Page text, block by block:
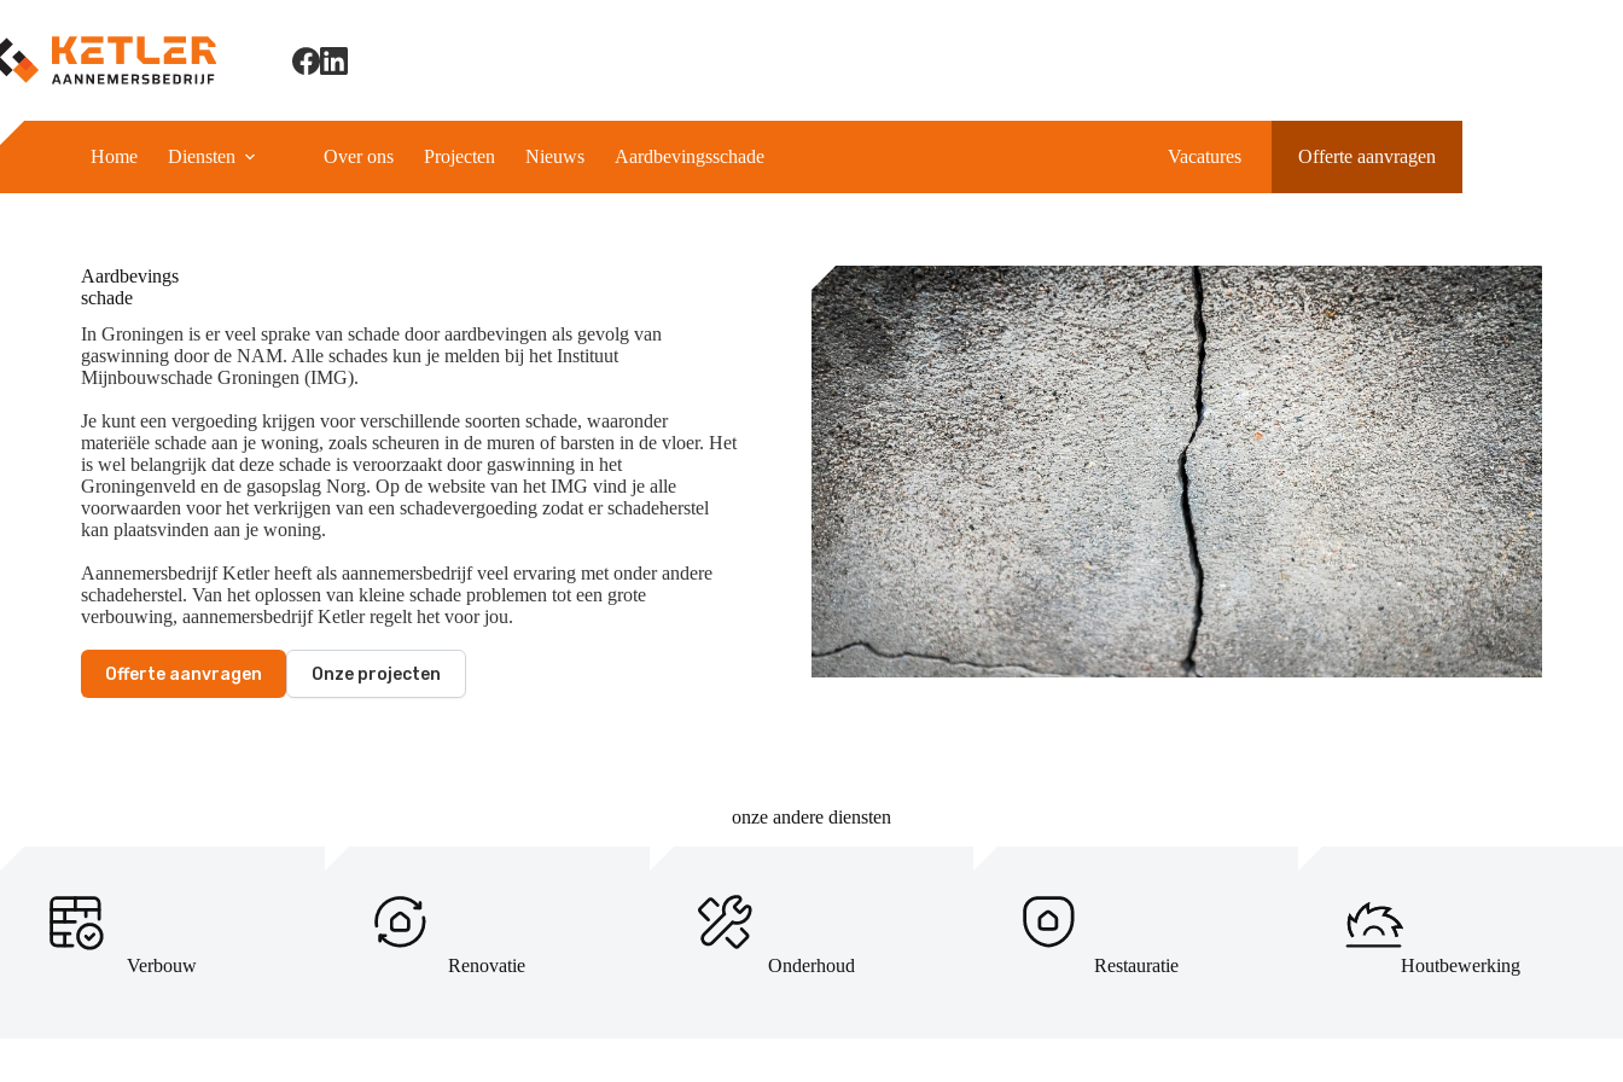
de
inhoud
Home Diensten Over ons Projecten Nieuws Aardbevingsschade Vacatures Offerte aanvragen
Aardbevings
schade
In Groningen is er veel sprake van schade door aardbevingen als gevolg van
gaswinning door de NAM. Alle schades kun je melden bij het Instituut
Mijnbouwschade Groningen (IMG).
Je kunt een vergoeding krijgen voor verschillende soorten schade, waaronder
materiële schade aan je woning, zoals scheuren in de muren of barsten in de vloer. Het
is wel belangrijk dat deze schade is veroorzaakt door gaswinning in het
Groningenveld en de gasopslag Norg. Op de website van het IMG vind je alle
voorwaarden voor het verkrijgen van een schadevergoeding zodat er schadeherstel
kan plaatsvinden aan je woning.
Aannemersbedrijf Ketler heeft als aannemersbedrijf veel ervaring met onder andere
schadeherstel. Van het oplossen van kleine schade problemen tot een grote
verbouwing, aannemersbedrijf Ketler regelt het voor jou.
Offerte aanvragen Onze projecten
onze andere diensten
Verbouw Renovatie Onderhoud Restauratie Houtbewerking